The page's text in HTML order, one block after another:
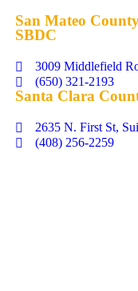
San Mateo
SBDC
3009 Middlefield
(650) 321-2193
Santa Clara
2635 N. First St,
(408) 256-2259